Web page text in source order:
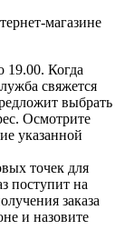
магазине
19.00. Когда
свяжется
выбрать
Осмотрите
указанной
точек для
поступит на
заказа
и назовите